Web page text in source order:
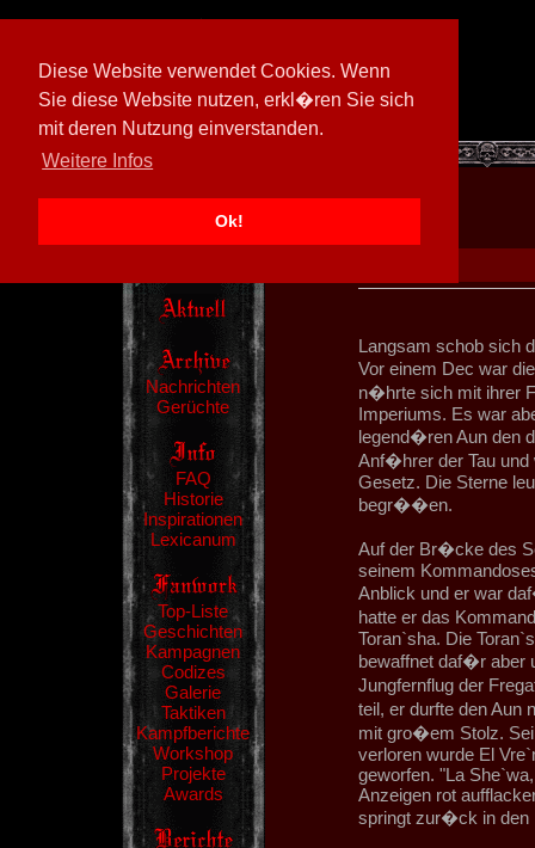
Diese Website verwendet Cookies. Wenn
Sie diese Website nutzen, erkl�ren Sie sich
mit deren Nutzung einverstanden.
Weitere Infos
Ok!
[ 594026/M3]
Nachrichten
Gerüchte
FAQ
Historie
Inspirationen
Lexicanum
Top-Liste
Geschichten
Kampagnen
Codizes
Galerie
Taktiken
Kampfberichte
Workshop
Projekte
Awards
Langsam schob sich
Vor einem Dec war
n�hrte sich mit ihrer
Imperiums. Es war
legend�ren Aun den
Anf�hrer der Tau und
Gesetz. Die Sterne
begr��en.
Auf der Br�cke des
seinem
Anblick und er war
hatte er das
Toran`sha. Die
bewaffnet daf�r aber
Jungfernflug der
teil, er durfte den Aun
mit gro�em Stolz.
verloren wurde El
geworfen. "La
Anzeigen rot
springt zur�ck in den